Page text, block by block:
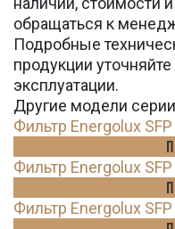
обращаться к
Подробные
продукции
эксплуатации.
Другие модели серии
Фильтр Energolux
Фильтр Energolux
Фильтр Energolux